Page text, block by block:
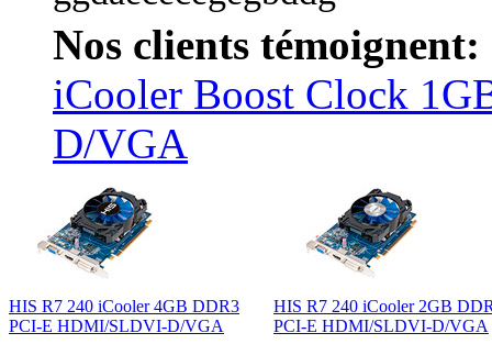
Nos clients témoignent:
iCooler Boost Clock
D/VGA
HIS R7 240 iCooler 4GB DDR3
PCI-E HDMI/SLDVI-D/VGA
HIS R7 240 iCooler 2GB
PCI-E HDMI/SLDVI-D/VGA